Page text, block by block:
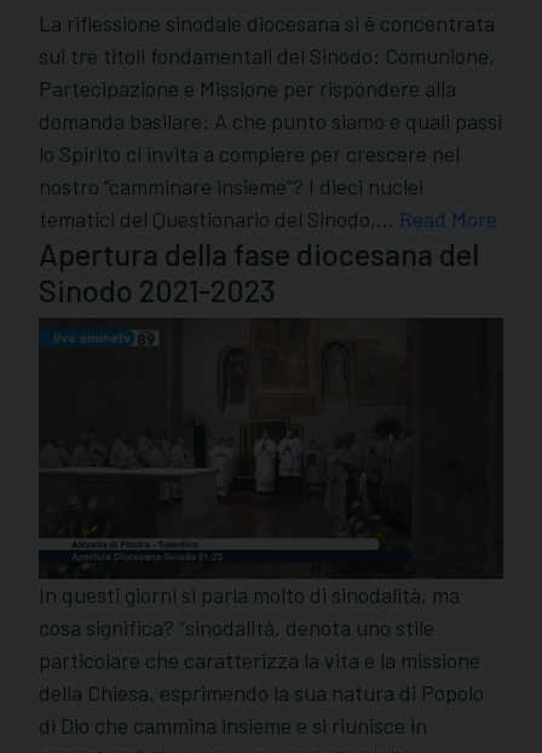
La riflessione sinodale diocesana si è concentrata
sui tre titoli fondamentali del Sinodo: Comunione,
Partecipazione e Missione per rispondere alla
domanda basilare: A che punto siamo e quali passi
lo Spirito ci invita a compiere per crescere nel
nostro “camminare insieme”? I dieci nuclei
tematici del Questionario del Sinodo,… Read More
Apertura della fase diocesana del
Sinodo 2021-2023
In questi giorni si parla molto di sinodalità, ma
cosa significa? “sinodalità, denota uno stile
particolare che caratterizza la vita e la missione
della Chiesa, esprimendo la sua natura di Popolo
di Dio che cammina insieme e si riunisce in